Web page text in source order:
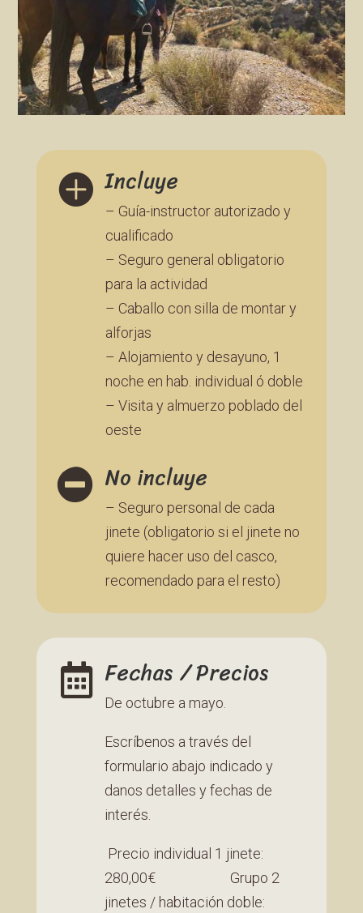
 Incluye
– Guía-instructor autorizado y
cualificado
– Seguro general obligatorio
para la actividad
– Caballo con silla de montar y
alforjas
– Alojamiento y desayuno, 1
noche en hab. individual ó doble
– Visita y almuerzo poblado del
oeste
 No incluye
– Seguro personal de cada
jinete (obligatorio si el jinete no
quiere hacer uso del casco,
recomendado para el resto)
 Fechas / Precios
De octubre a mayo.
Escríbenos a través del
formulario abajo indicado y
danos detalles y fechas de
interés.
Precio individual 1 jinete:
280,00€ Grupo 2
jinetes / habitación doble: